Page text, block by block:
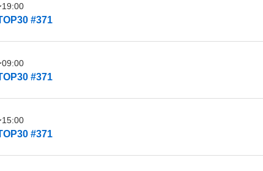
19:00
#371
09:00
#371
15:00
#371